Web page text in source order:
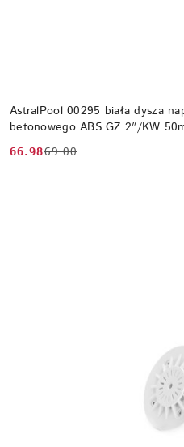
AstralPool 00295 biała dysza
betonowego ABS GZ 2″/KW
Cena
66.98
Cena 69.00